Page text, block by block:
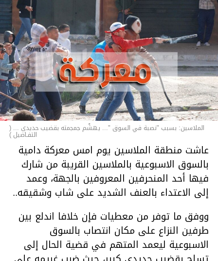
الملاسين: بسبب "نصبة في السوق "... يهشّم جمجمته بقضيب حديدي ... (
التفـاصيل )
عاشت منطقة الملاسين يوم امس معركة دامية
بالسوق الاسبوعية بالملاسين القريبة من شارك
فيها أحد المنحرفين المعروفين بالجهة، وعمد
إلى الاعتداء بالعنف الشديد على شاب وشقيقه..
ووفق ما توفر من معطيات فإن خلافا اندلع بين
طرفين النزاع على مكان انتصاب بالسوق
الاسبوعية ليعمد المتهم في قضية الحال إلى